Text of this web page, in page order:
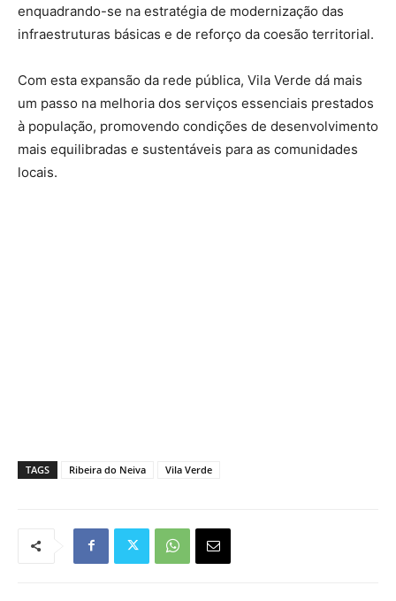
enquadrando-se na estratégia de modernização das
infraestruturas básicas e de reforço da coesão territorial.
Com esta expansão da rede pública, Vila Verde dá mais
um passo na melhoria dos serviços essenciais prestados
à população, promovendo condições de desenvolvimento
mais equilibradas e sustentáveis para as comunidades
locais.
TAGS Ribeira do Neiva Vila Verde